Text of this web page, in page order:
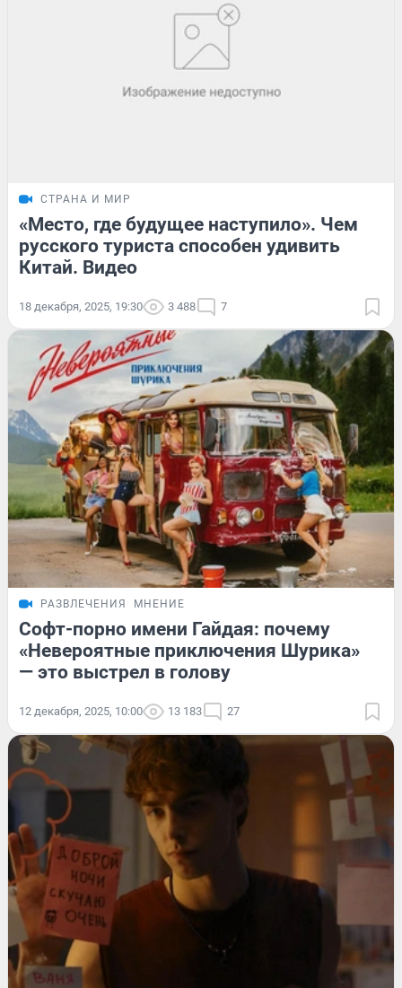
СТРАНА И МИР
«Место, где будущее наступило». Чем
русского туриста способен удивить
Китай. Видео
18 декабря, 2025, 19:30 3 488 7
РАЗВЛЕЧЕНИЯ МНЕНИЕ
Софт-порно имени Гайдая: почему
«Невероятные приключения Шурика»
— это выстрел в голову
12 декабря, 2025, 10:00 13 183 27